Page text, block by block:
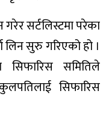
सर्टलिस्टमा परेका
लिन सुरु गरिएको हो ।
समितिले
सिफारिस